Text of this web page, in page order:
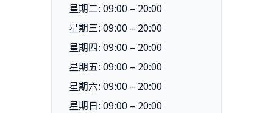
星期二: 09:00 – 20:00
星期三: 09:00 – 20:00
星期四: 09:00 – 20:00
星期五: 09:00 – 20:00
星期六: 09:00 – 20:00
星期日: 09:00 – 20:00